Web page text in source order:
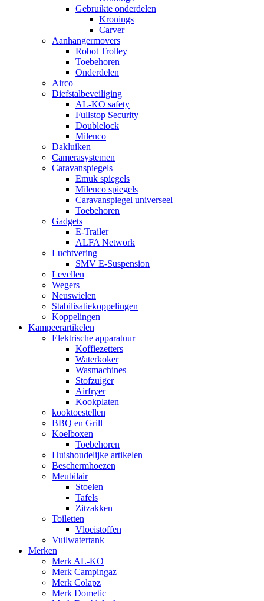
Gebruikte onderdelen
Kronings
Carver
Aanhangermovers
Robot Trolley
Toebehoren
Onderdelen
Airco
Diefstalbeveiliging
AL-KO safety
Fullstop Security
Doublelock
Milenco
Dakluiken
Camerasystemen
Caravanspiegels
Emuk spiegels
Milenco spiegels
Caravanspiegel universeel
Toebehoren
Gadgets
E-Trailer
ALFA Network
Luchtvering
SMV E-Suspension
Levellen
Wegers
Neuswielen
Stabilisatiekoppelingen
Koppelingen
Kampeerartikelen
Elektrische apparatuur
Koffiezetters
Waterkoker
Wasmachines
Stofzuiger
Airfryer
Kookplaten
kooktoestellen
BBQ en Grill
Koelboxen
Toebehoren
Huishoudelijke artikelen
Beschermhoezen
Meubilair
Stoelen
Tafels
Zitzakken
Toiletten
Vloeistoffen
Vuilwatertank
Merken
Merk AL-KO
Merk Campingaz
Merk Colapz
Merk Dometic